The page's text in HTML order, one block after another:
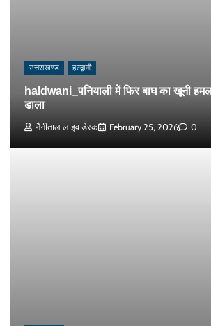
उत्तराखण्ड हल्द्वानी
haldwani_पनियाली में फिर बाघ का खूनी
डाला
नैनीताल लाइव डेस्क February 25, 2026 0